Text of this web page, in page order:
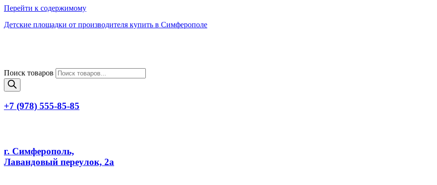
Перейти к содержимому
Детские площадки от производителя купить в Симферополе
Поиск товаров
+7 (978) 555-85-85
г. Симферополь,
Лавандовый переулок, 2а